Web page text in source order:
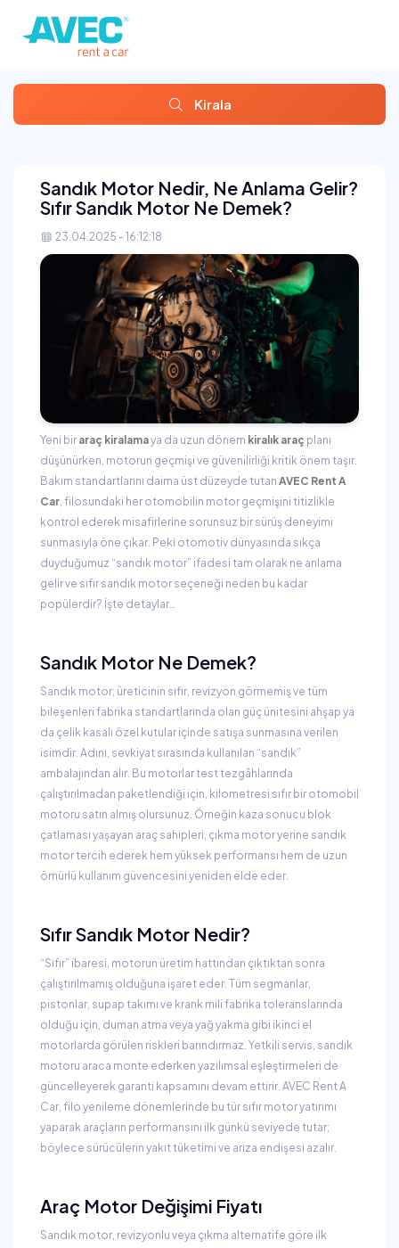
Kirala
Sandık Motor Nedir, Ne Anlama Gelir?
Sıfır Sandık Motor Ne Demek?
23.04.2025 - 16:12:18
Yeni bir araç kiralamaya da uzun dönem kiralık araç planı
düşünürken, motorun geçmişi ve güvenilirliği kritik önem taşır.
Bakım standartlarını daima üst düzeyde tutan AVEC Rent A
Car, filosundaki her otomobilin motor geçmişini titizlikle
kontrol ederek misafirlerine sorunsuz bir sürüş deneyimi
sunmasıyla öne çıkar. Peki otomotiv dünyasında sıkça
duyduğumuz “sandık motor” ifadesi tam olarak ne anlama
gelir ve sıfır sandık motor seçeneği neden bu kadar
popülerdir? İşte detaylar…
Sandık Motor Ne Demek?
Sandık motor; üreticinin sıfır, revizyon görmemiş ve tüm
bileşenleri fabrika standartlarında olan güç ünitesini ahşap ya
da çelik kasalı özel kutular içinde satışa sunmasına verilen
isimdir. Adını, sevkiyat sırasında kullanılan “sandık”
ambalajından alır. Bu motorlar test tezgâhlarında
çalıştırılmadan paketlendiği için, kilometresi sıfır bir otomobil
motoru satın almış olursunuz. Örneğin kaza sonucu blok
çatlaması yaşayan araç sahipleri, çıkma motor yerine sandık
motor tercih ederek hem yüksek performansı hem de uzun
ömürlü kullanım güvencesini yeniden elde eder.
Sıfır Sandık Motor Nedir?
“Sıfır” ibaresi, motorun üretim hattından çıktıktan sonra
çalıştırılmamış olduğuna işaret eder. Tüm segmanlar,
pistonlar, supap takımı ve krank mili fabrika toleranslarında
olduğu için, duman atma veya yağ yakma gibi ikinci el
motorlarda görülen riskleri barındırmaz. Yetkili servis, sandık
motoru araca monte ederken yazılımsal eşleştirmeleri de
güncelleyerek garanti kapsamını devam ettirir. AVEC Rent A
Car, filo yenileme dönemlerinde bu tür sıfır motor yatırımı
yaparak araçların performansını ilk günkü seviyede tutar;
böylece sürücülerin yakıt tüketimi ve arıza endişesi azalır.
Araç Motor Değişimi Fiyatı
Sandık motor, revizyonlu veya çıkma alternatife göre ilk